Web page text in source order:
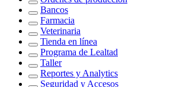
Bancos
Farmacia
Veterinaria
Tienda en línea
Programa de Lealtad
Taller
Reportes y Analytics
Seguridad y Accesos